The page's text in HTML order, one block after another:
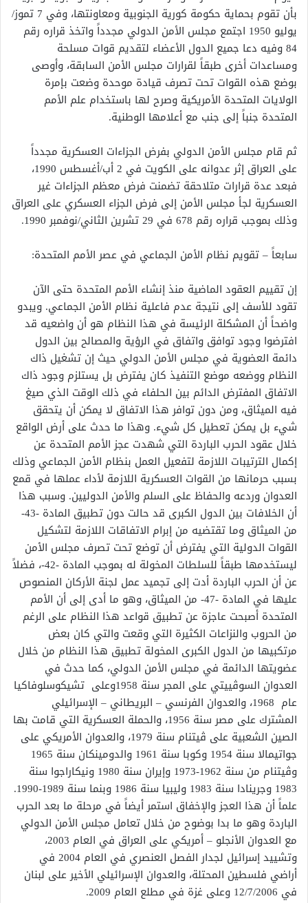
بأن تقوم بحماية حكومة كورية الجنوبية ومعاونتها، وفي 7 تموز/
يوليو 1950 اجتمع مجلس الأمن الدولي مجدداً واتخذ قراره رقم
84 وفيه دعا جميع الدول الأعضاء لتقديم قوات مسلحة
ومساعدات أخرى طبقاً لقرارات مجلس الأمن السابقة، وأوصى
بوضع هذه القوات تحت تصرف قيادة موحدة وضعت بإمرة
الولايات المتحدة الأمريكية وصرح لها باستخدام علم الأمم
المتحدة جنباً إلى جنب مع أعلامها الوطنية.
ثم قام مجلس الأمن الدولي بفرض الجزاءات العسكرية مجدداً
على العراق إثر عدوانه على الكويت في 2 أب/أغسطس 1990،
فبعد عدة قرارات متلاحقة تضمنت فرض معظم الجزاءات غير
العسكرية لجأ مجلس الأمن إلى فرض الجزاء العسكري على العراق
وذلك بموجب قراره رقم 678 في 29 تشرين الثاني/نوفمبر 1990.
سابعاً – تقويم نظام الأمن الجماعي في عصر الأمم المتحدة:
إن تقييم العقود الماضية منذ إنشاء الأمم المتحدة حتى الآن
تقود للأسف إلى نتيجة عدم فاعلية نظام الأمن الجماعي. ويبدو
واضحاً أن المشكلة الرئيسة في هذا النظام هو أن واضعيه قد
افترضوا وجود توافق واتفاق في الرؤية والمصالح بين الدول
دائمة العضوية في مجلس الأمن الدولي حيث إن تشغيل ذاك
النظام ووضعه موضع التنفيذ كان يفترض بل يستلزم وجود ذاك
الاتفاق المفترض الدائم بين الحلفاء في ذلك الوقت الذي صيغ
فيه الميثاق، ومن دون توافر هذا الاتفاق لا يمكن أن يتحقق
شيء بل يمكن تعطيل كل شيء. وهذا ما حدث على أرض الواقع
خلال عقود الحرب الباردة التي شهدت عجز الأمم المتحدة عن
إكمال الترتيبات اللازمة لتفعيل العمل بنظام الأمن الجماعي وذلك
بسبب حرمانها من القوات العسكرية اللازمة لأداء عملها في قمع
العدوان وردعه والحفاظ على السلم والأمن الدوليين. وسبب هذا
أن الخلافات بين الدول الكبرى قد حالت دون تطبيق المادة -43-
من الميثاق وما تقتضيه من إبرام الاتفاقات اللازمة لتشكيل
القوات الدولية التي يفترض أن توضع تحت تصرف مجلس الأمن
ليستخدمها طبقاً للسلطات المخولة له بموجب المادة -42-، فضلاً
عن أن الحرب الباردة أدت إلى تجميد عمل لجنة الأركان المنصوص
عليها في المادة -47- من الميثاق، وهو ما أدى إلى أن الأمم
المتحدة أصبحت عاجزة عن تطبيق قواعد هذا النظام على الرغم
من الحروب والنزاعات الكثيرة التي وقعت والتي كان بعض
مرتكبيها من الدول الكبرى المخولة تطبيق هذا النظام من خلال
عضويتها الدائمة في مجلس الأمن الدولي، كما حدث في
العدوان السوڤييتي على المجر سنة 1958وعلى تشيكوسلوفاكيا
عام 1968، والعدوان الفرنسي – البريطاني – الإسرائيلي
المشترك على مصر سنة 1956، والحملة العسكرية التي قامت بها
الصين الشعبية على ڤيتنام سنة 1979، والعدوان الأمريكي على
جواتيمالا سنة 1954 وكوبا سنة 1961 والدومينكان سنة 1965
وڤيتنام من سنة 1962-1973 وإيران سنة 1980 ونيكاراجوا سنة
1983 وجرينادا سنة 1983 وليبيا سنة 1986 وبنما سنة 1989-1990.
علماً أن هذا العجز والإخفاق استمر أيضاً في مرحلة ما بعد الحرب
الباردة وهو ما بدا بوضوح من خلال تعامل مجلس الأمن الدولي
مع العدوان الأنجلو – أمريكي على العراق في العام 2003،
وتشييد إسرائيل لجدار الفصل العنصري في العام 2004 في
أراضي فلسطين المحتلة، والعدوان الإسرائيلي الأخير على لبنان
في 12/7/2006 وعلى غزة في مطلع العام 2009.